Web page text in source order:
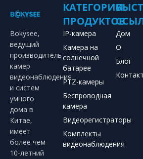
Bokysee,
ведущий
производитель
камер
видеонаблюдения
и систем
умного
дома в
Китае,
имеет
более чем
10-летний
КАТЕГОРИИ
ПРОДУКТОВ
IP-камера
Камера на
солнечной
батарее
PTZ-камеры
Беспроводная
камера
Видеорегистраторы
Комплекты
видеонаблюдения
Дом
О
Блог
Контакт